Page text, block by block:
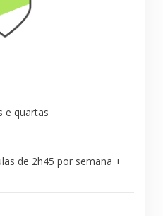
e quartas
de 2h45 por semana +